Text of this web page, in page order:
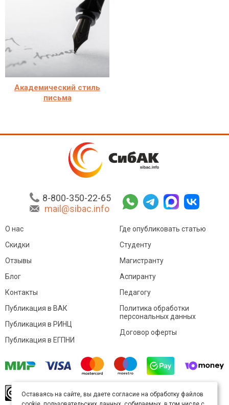
Академический стиль
письма
8-800-350-22-65
mail@sibac.info
О нас
Скидки
Отзывы
Блог
Контакты
Где опубликовать статью
Студенту
Магистранту
Аспиранту
Педагогу
Публикация в ВАК
Публикация в РИНЦ
Публикация в ЕГПНИ
Политика обработки
персональных данных
Договор оферты
произведение доступно полицензии Creative
Оставаясь на сайте, вы даете согласие на обработку файлов